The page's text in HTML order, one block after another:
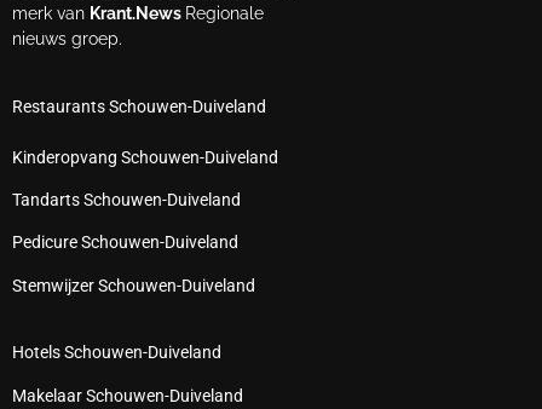
merk van Krant.News Regionale
nieuws groep.
Restaurants Schouwen-Duiveland
Kinderopvang Schouwen-Duiveland
Tandarts Schouwen-Duiveland
Pedicure Schouwen-Duiveland
Stemwijzer Schouwen-Duiveland
Hotels Schouwen-Duiveland
Makelaar Schouwen-Duiveland